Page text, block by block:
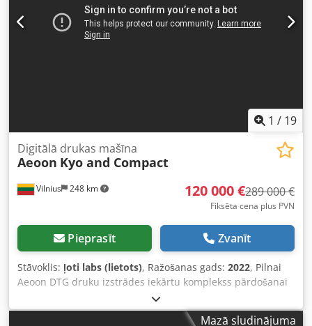
1 / 19
Vilnius 248 km
Digitālā drukas mašīna
Aeoon Kyo and Compact
120 000 €289 000 €
Fiksēta cena plus PVN
Pieprasīt Zvanīt
Stāvoklis: ļoti labs (lietots), Ražošanas gads: 2022, Pilnai
Aeoon DTG druku izstrādes iekārtu komplekss pārdošanai
Drukāšanas iekārta Aeoon Kyo (8 drukas galvas)
Drukāšanas iekārta Aeoon Compact (8 drukas galvas)
Mazā sludinājuma